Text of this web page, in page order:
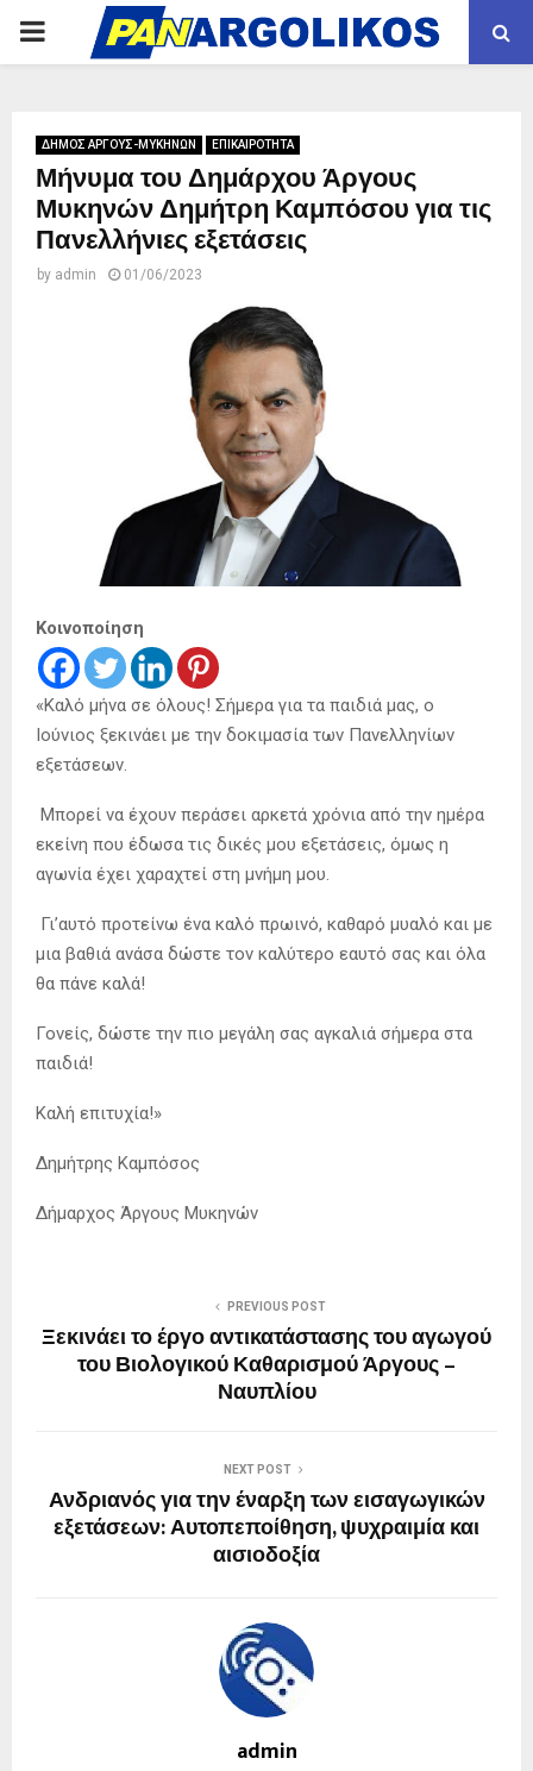
PRIMARY
ΔΗΜΟΣ ΑΡΓΟΥΣ-ΜΥΚΗΝΩΝ ΕΠΙΚΑΙΡΟΤΗΤΑ
Μήνυμα του Δημάρχου Άργους
Μυκηνών Δημήτρη Καμπόσου για τις
Πανελλήνιες εξετάσεις
by admin 01/06/2023
Κοινοποίηση
«Καλό μήνα σε όλους! Σήμερα για τα παιδιά μας, ο
Ιούνιος ξεκινάει με την δοκιμασία των Πανελληνίων
εξετάσεων.
Μπορεί να έχουν περάσει αρκετά χρόνια από την ημέρα
εκείνη που έδωσα τις δικές μου εξετάσεις, όμως η
αγωνία έχει χαραχτεί στη μνήμη μου.
Γι’αυτό προτείνω ένα καλό πρωινό, καθαρό μυαλό και με
μια βαθιά ανάσα δώστε τον καλύτερο εαυτό σας και όλα
θα πάνε καλά!
Γονείς, δώστε την πιο μεγάλη σας αγκαλιά σήμερα στα
παιδιά!
Καλή επιτυχία!»
Δημήτρης Καμπόσος
Δήμαρχος Άργους Μυκηνών
PREVIOUS POST
Ξεκινάει το έργο αντικατάστασης του αγωγού
του Βιολογικού Καθαρισμού Άργους –
Ναυπλίου
NEXT POST
Ανδριανός για την έναρξη των εισαγωγικών
εξετάσεων: Αυτοπεποίθηση, ψυχραιμία και
αισιοδοξία
admin